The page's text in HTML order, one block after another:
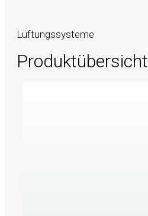
Lüftungssysteme
Produktübersicht